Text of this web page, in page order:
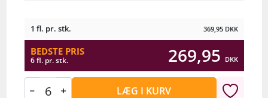
1 fl. pr. stk. 369,95 DKK
BEDSTE PRIS
6 fl. pr. stk. 269,95 DKK
LÆG I KURV